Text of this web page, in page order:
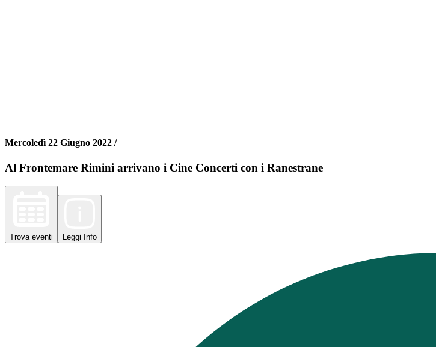
Mercoledì 22 Giugno 2022 /
Al Frontemare Rimini arrivano i Cine Concerti con i Ranestrane
Trova eventi Leggi Info